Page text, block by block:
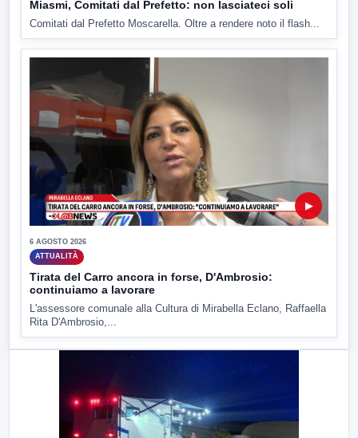
Miasmi, Comitati dal Prefetto: non lasciateci soli
Comitati dal Prefetto Moscarella. Oltre a rendere noto il flash...
▶
6 AGOSTO 2026
ATTUALITÀ
Tirata del Carro ancora in forse, D'Ambrosio:
continuiamo a lavorare
L'assessore comunale alla Cultura di Mirabella Eclano, Raffaella
Rita D'Ambrosio,...